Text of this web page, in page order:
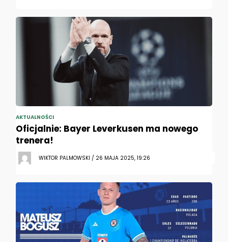
AKTUALNOŚCI
Oficjalnie: Bayer Leverkusen ma nowego
trenera!
WIKTOR PALMOWSKI / 26 MAJA 2025, 19:26